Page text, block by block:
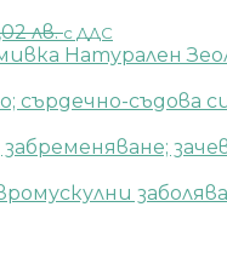
лв.с ДДС
Натурален